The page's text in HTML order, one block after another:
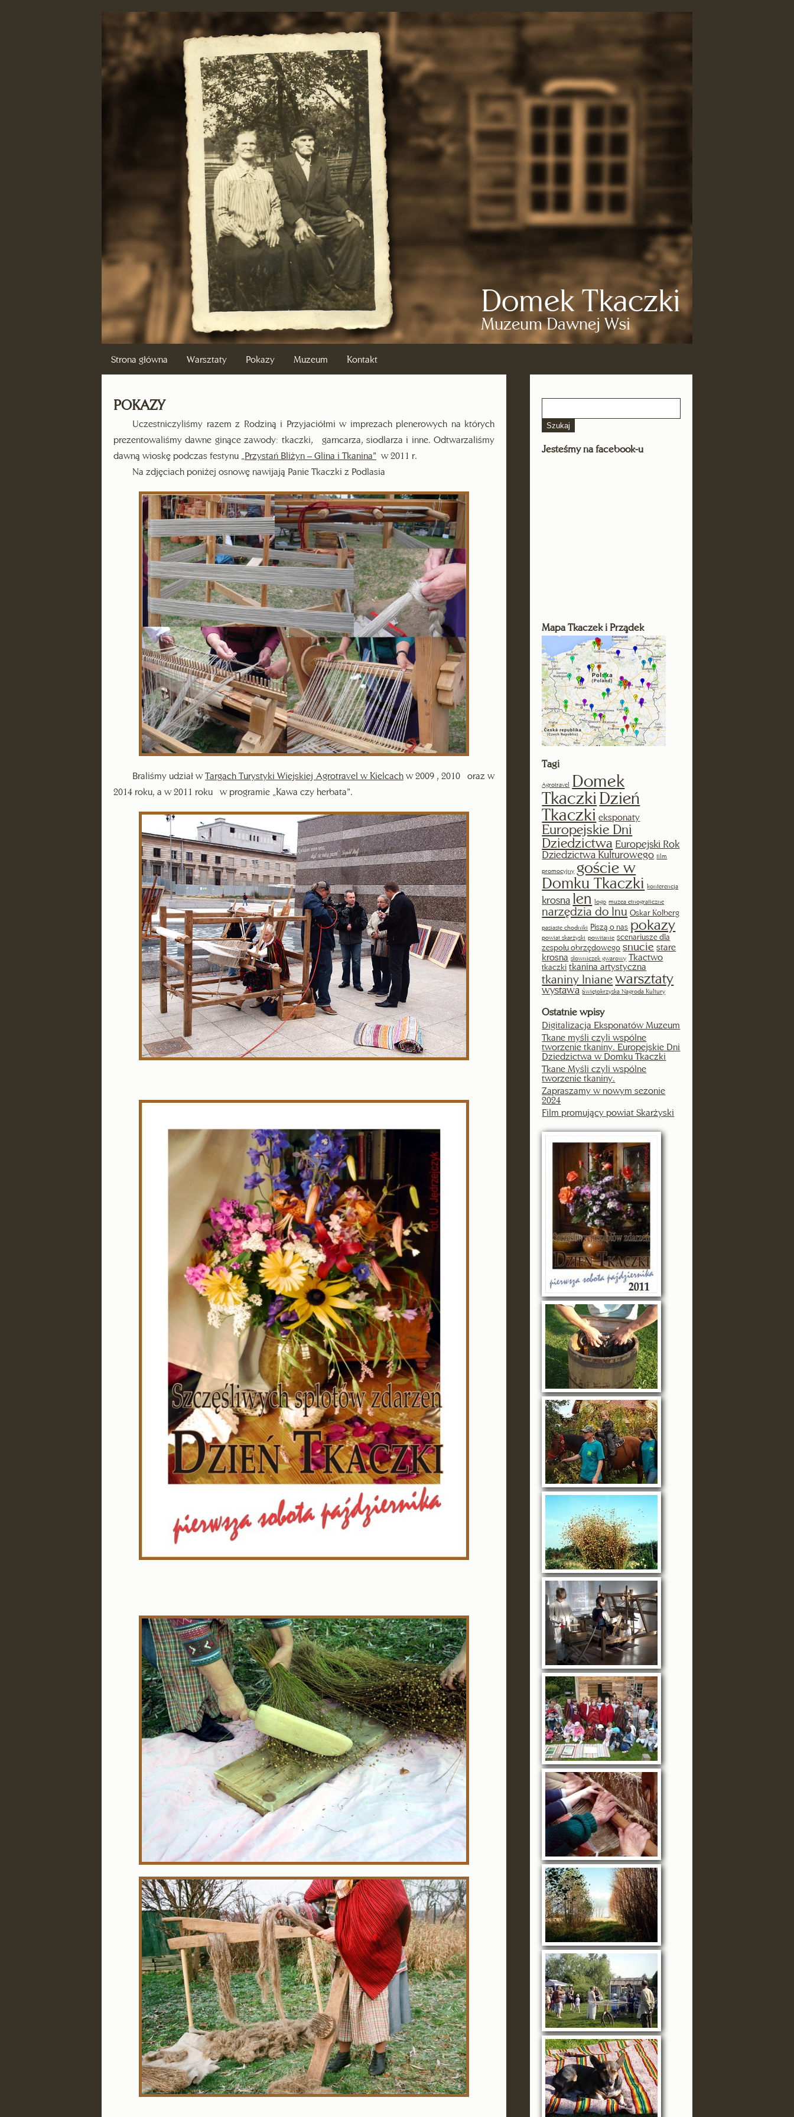
Domek Tkaczki
Muzeum Dawnej Wsi
Strona główna Warsztaty Pokazy Muzeum Kontakt
POKAZY
Uczestniczyliśmy razem z Rodziną i Przyjaciółmi w imprezach plenerowych na których
prezentowaliśmy dawne ginące zawody: tkaczki, garncarza, siodlarza i inne. Odtwarzaliśmy
dawną wioskę podczas festynu
„Przystań Bliżyn – Glina i Tkanina” w 2011 r.
Na zdjęciach poniżej osnowę nawijają Panie Tkaczki z Podlasia
Braliśmy udział wTargach Turystyki Wiejskiej Agrotravel w Kielcachw 2009 , 2010 oraz w
2014 roku, a w 2011 roku w programie „Kawa czy herbata”.
Jesteśmy na facebook-u
Mapa Tkaczek i Prządek
Tagi
Agrotravel Domek
Tkaczki Dzień
Tkaczki eksponaty
Europejskie Dni
Dziedzictwa Europejski Rok
Dziedzictwa Kulturowego film
promocyjny goście w
Domku Tkaczki konferencja
krosna len logo muzea etnograficzne
narzędzia do lnu Oskar Kolberg
pasiaste chodniki Piszą o nas pokazy
powiat skarżyski powitanie scenariusze dla
zespołu obrzędowego snucie stare
krosna słowniczek gwarowy Tkactwo
tkaczki tkanina artystyczna
tkaniny lnianewarsztaty
wystawa Świętokrzyska Nagroda Kultury
Ostatnie wpisy
Digitalizacja Eksponatów Muzeum
Tkane myśli czyli wspólne
tworzenie tkaniny. Europejskie Dni
Dziedzictwa w Domku Tkaczki
Tkane Myśli czyli wspólne
tworzenie tkaniny.
Zapraszamy w nowym sezonie
2024
Film promujący powiat Skarżyski